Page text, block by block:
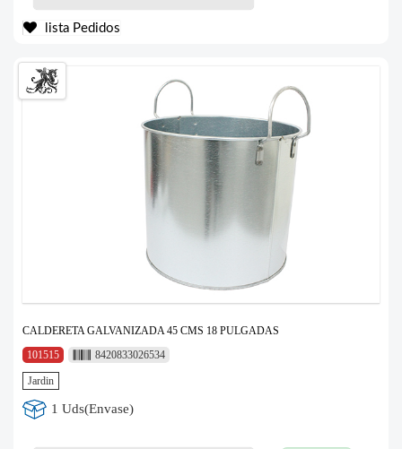
lista Pedidos
CALDERETA GALVANIZADA 45 CMS 18 PULGADAS
101515
8420833026534
Jardin
1 Uds(Envase)